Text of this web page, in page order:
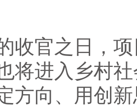
收官之日，
将进入乡村
方向、用创